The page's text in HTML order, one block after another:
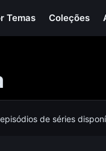
Temas Coleções
de séries